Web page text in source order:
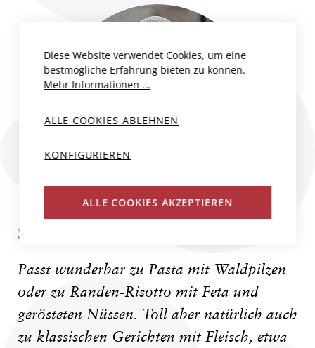
SPEISEEMPFEHLUNG
Passt wunderbar zu Pasta mit Waldpilzen
oder zu Randen-Risotto mit Feta und
gerösteten Nüssen. Toll aber natürlich auch
zu klassischen Gerichten mit Fleisch, etwa
Diese Website verwendet Cookies, um eine
bestmögliche Erfahrung bieten zu können.
Mehr Informationen ...
ALLE COOKIES ABLEHNEN
KONFIGURIEREN
ALLE COOKIES AKZEPTIEREN